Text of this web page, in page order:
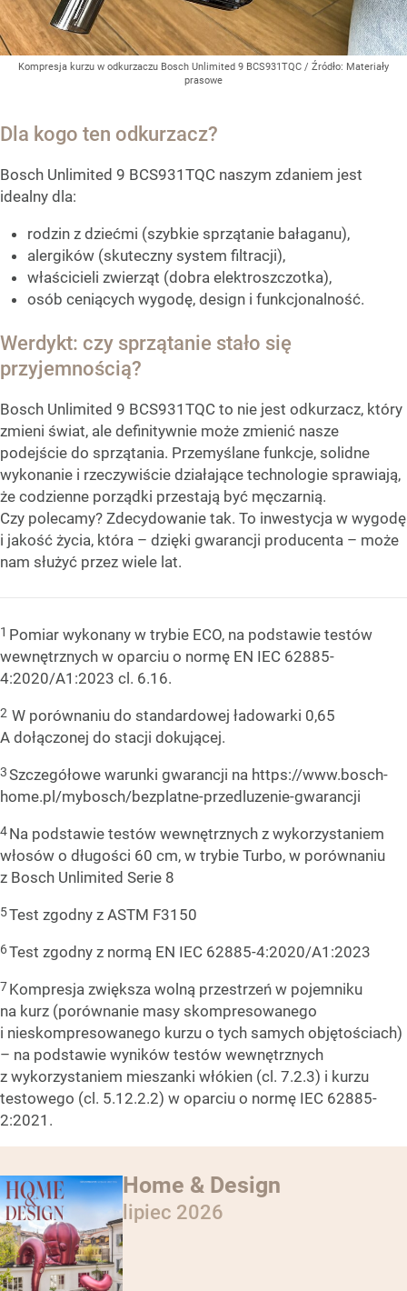
Kompresja kurzu w odkurzaczu Bosch Unlimited 9 BCS931TQC / Źródło: Materiały
prasowe
Dla kogo ten odkurzacz?
Bosch Unlimited 9 BCS931TQC naszym zdaniem jest
idealny dla:
rodzin z dziećmi (szybkie sprzątanie bałaganu),
alergików (skuteczny system filtracji),
właścicieli zwierząt (dobra elektroszczotka),
osób ceniących wygodę, design i funkcjonalność.
Werdykt: czy sprzątanie stało się
przyjemnością?
Bosch Unlimited 9 BCS931TQC to nie jest odkurzacz, który
zmieni świat, ale definitywnie może zmienić nasze
podejście do sprzątania. Przemyślane funkcje, solidne
wykonanie i rzeczywiście działające technologie sprawiają,
że codzienne porządki przestają być męczarnią.
Czy polecamy? Zdecydowanie tak. To inwestycja w wygodę
i jakość życia, która – dzięki gwarancji producenta – może
nam służyć przez wiele lat.
1 Pomiar wykonany w trybie ECO, na podstawie testów
wewnętrznych w oparciu o normę EN IEC 62885-
4:2020/A1:2023 cl. 6.16.
2 W porównaniu do standardowej ładowarki 0,65
A dołączonej do stacji dokującej.
3Szczegółowe warunki gwarancji na https://www.bosch-
home.pl/mybosch/bezplatne-przedluzenie-gwarancji
4Na podstawie testów wewnętrznych z wykorzystaniem
włosów o długości 60 cm, w trybie Turbo, w porównaniu
z Bosch Unlimited Serie 8
5Test zgodny z ASTM F3150
6Test zgodny z normą EN IEC 62885-4:2020/A1:2023
7Kompresja zwiększa wolną przestrzeń w pojemniku
na kurz (porównanie masy skompresowanego
i nieskompresowanego kurzu o tych samych objętościach)
– na podstawie wyników testów wewnętrznych
z wykorzystaniem mieszanki włókien (cl. 7.2.3) i kurzu
testowego (cl. 5.12.2.2) w oparciu o normę IEC 62885-
2:2021.
Home & Design
lipiec 2026